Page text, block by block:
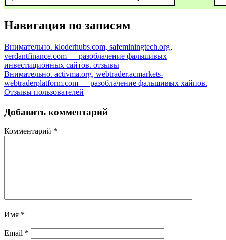
Навигация по записям
Внимательно. kloderhubs.com, safeminingtech.org,
verdantfinance.com — разоблачение фальшивых
инвестиционных сайтов. отзывы
Внимательно. activma.org, webtrader.acmarkets-
webtraderplatform.com — разоблачение фальшивых хайпов.
Отзывы пользователей
Добавить комментарий
Комментарий *
Имя *
Email *